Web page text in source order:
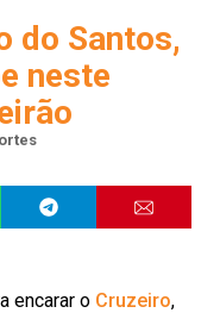
do Santos,
neste
encarar o Cruzeiro,